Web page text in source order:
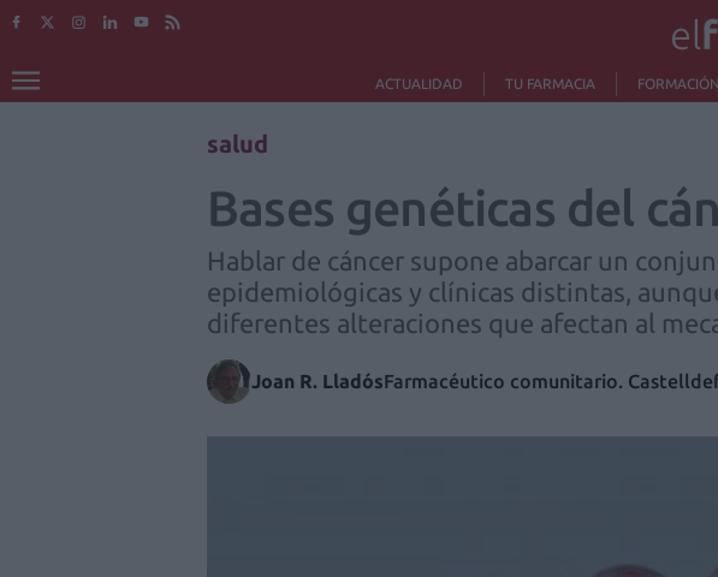
ACTUALIDAD TU FARMACIA
salud
Bases genéticas del
Hablar de cáncer supone abarcar un
epidemiológicas y clínicas distintas,
diferentes alteraciones que afectan al
Joan R. LladósFarmacéutico comunitario.